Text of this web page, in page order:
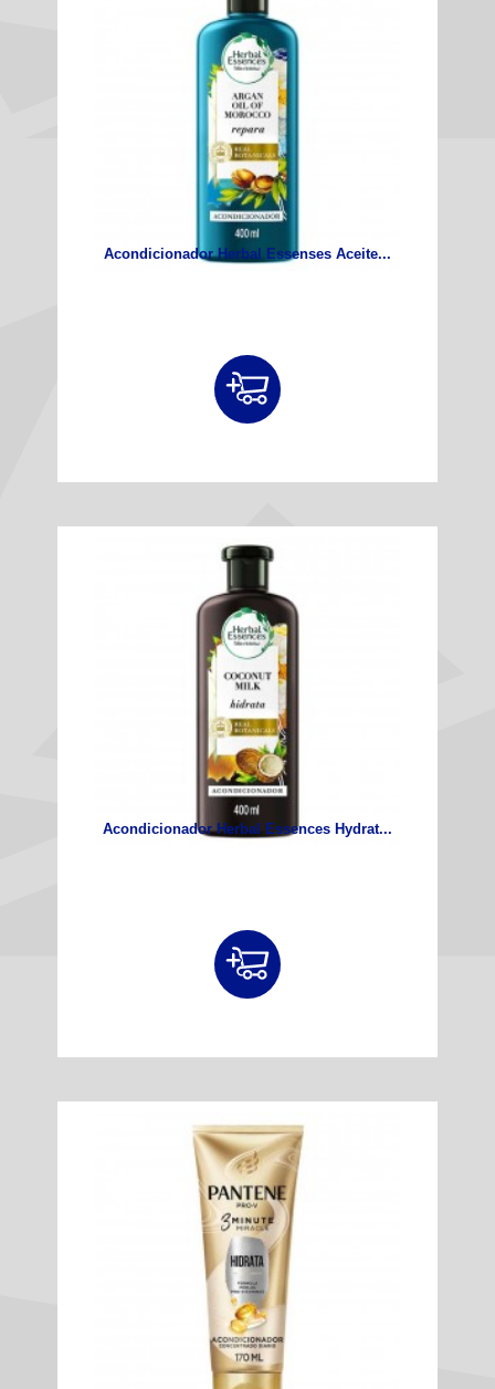
Acondicionador Herbal Essenses Aceite...
Acondicionador Herbal Essences Hydrat...